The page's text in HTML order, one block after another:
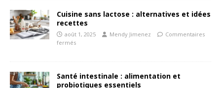
Cuisine sans lactose : alternatives et idées
recettes
août 1, 2025 Mendy Jimenez
Commentaires
fermés
Santé intestinale : alimentation et
probiotiques essentiels